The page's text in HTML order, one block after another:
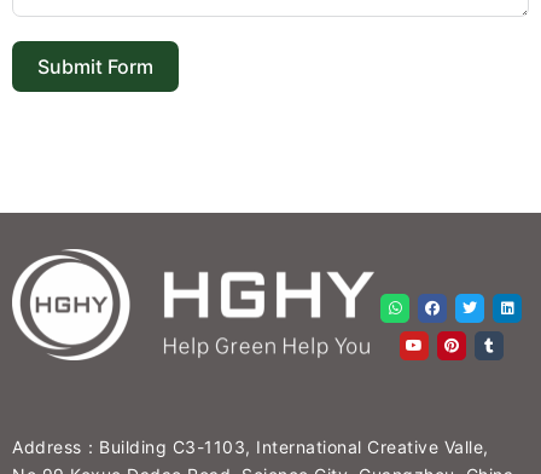
Submit Form
Address：Building C3-1103, International Creative Valle,